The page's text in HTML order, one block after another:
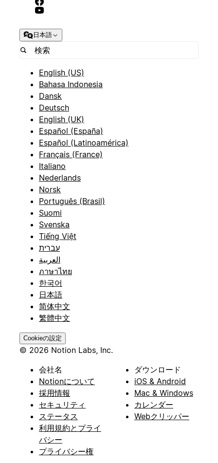
日本語
English (US)
Bahasa Indonesia
Dansk
Deutsch
English (UK)
Español (España)
Español (Latinoamérica)
Français (France)
Italiano
Nederlands
Norsk
Português (Brasil)
Suomi
Svenska
Tiếng Việt
עברית
العربية
ภาษาไทย
한국어
日本語
简体中文
繁體中文
Cookieの設定
© 2026 Notion Labs, Inc.
会社名
Notionについて
採用情報
セキュリティ
ステータス
利用規約とプライ
バシー
プライバシー権
ダウンロード
iOS & Android
Mac & Windows
カレンダー
Webクリッパー